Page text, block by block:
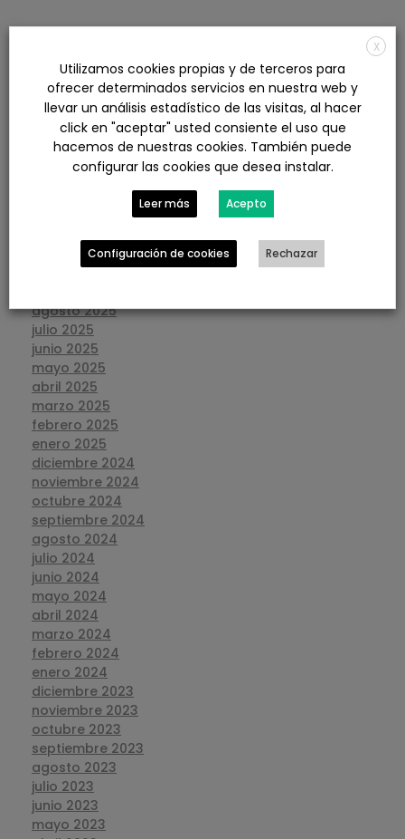
ARCHIVOS
agosto 2026
julio 2026
junio 2026
mayo 2026
marzo 2026
noviembre 2025
octubre 2025
agosto 2025
julio 2025
junio 2025
mayo 2025
abril 2025
marzo 2025
febrero 2025
enero 2025
diciembre 2024
noviembre 2024
octubre 2024
septiembre 2024
agosto 2024
julio 2024
junio 2024
mayo 2024
abril 2024
marzo 2024
febrero 2024
enero 2024
diciembre 2023
noviembre 2023
octubre 2023
septiembre 2023
agosto 2023
julio 2023
junio 2023
mayo 2023
X
Utilizamos cookies propias y de terceros para
ofrecer determinados servicios en nuestra web y
llevar un análisis estadístico de las visitas, al hacer
click en "aceptar" usted consiente el uso que
hacemos de nuestras cookies. También puede
configurar las cookies que desea instalar.
Leer más Acepto
Configuración de cookies Rechazar